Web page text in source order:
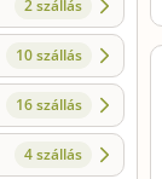
2 szállás
10 szállás
16 szállás
4 szállás